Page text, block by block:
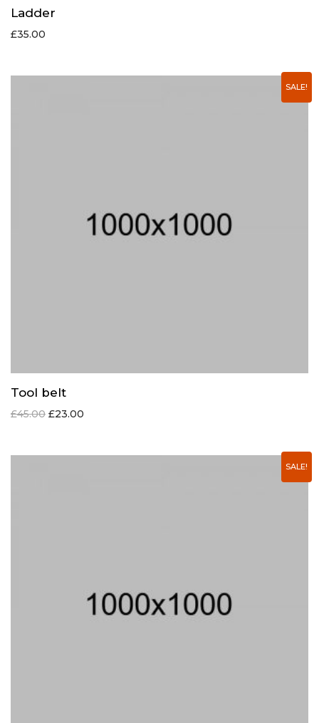
Ladder
£35.00
SALE!
Tool belt
£45.00 £23.00
SALE!